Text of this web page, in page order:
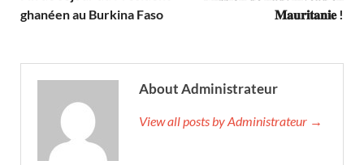
ghanéen au Burkina Faso
𝐌𝐚𝐮𝐫𝐢𝐭𝐚𝐧𝐢𝐞 !
About Administrateur
View all posts by Administrateur →